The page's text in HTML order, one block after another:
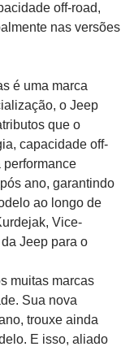
off-road,
nas versões
é uma marca
o Jeep
que o
capacidade off-
performance
ano, garantindo
ao longo de
Vice-
Jeep para o
muitas marcas
Sua nova
trouxe ainda
E isso, aliado